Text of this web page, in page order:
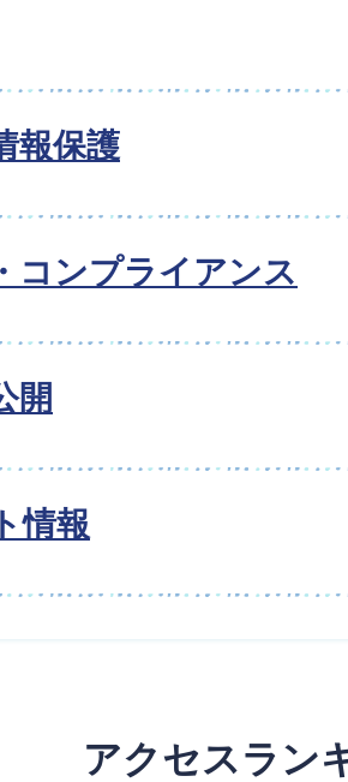
報保護
コンプライアンス
開
情報
アクセスラン